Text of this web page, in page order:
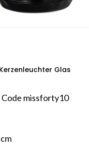
Glas
Code missforty10